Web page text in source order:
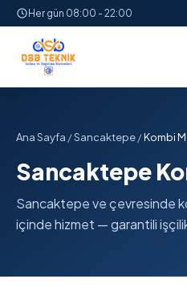
Her gün 08:00 - 22:00
Ana Sayfa /Sancaktepe/Kombi
Sancaktepe
Sancaktepe ve çevresinde
içinde hizmet — garantili